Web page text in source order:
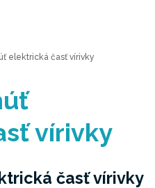
elektrická časť vírivky
vírivky
časť vírivky